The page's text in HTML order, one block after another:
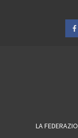
LA